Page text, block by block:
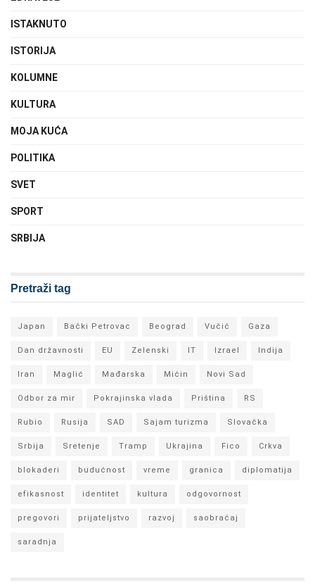
ISTAKNUTO
ISTORIJA
KOLUMNE
KULTURA
MOJA KUĆA
POLITIKA
SVET
SPORT
SRBIJA
Pretraži tag
Japan Bački Petrovac Beograd Vučić Gaza
Dan državnosti EU Zelenski IT Izrael Indija
Iran Maglić Mađarska Mićin Novi Sad
Odbor za mir Pokrajinska vlada Priština RS
Rubio Rusija SAD Sajam turizma Slovačka
Srbija Sretenje Tramp Ukrajina Fico Crkva
blokaderi budućnost vreme granica diplomatija
efikasnost identitet kultura odgovornost
pregovori prijateljstvo razvoj saobraćaj
saradnja